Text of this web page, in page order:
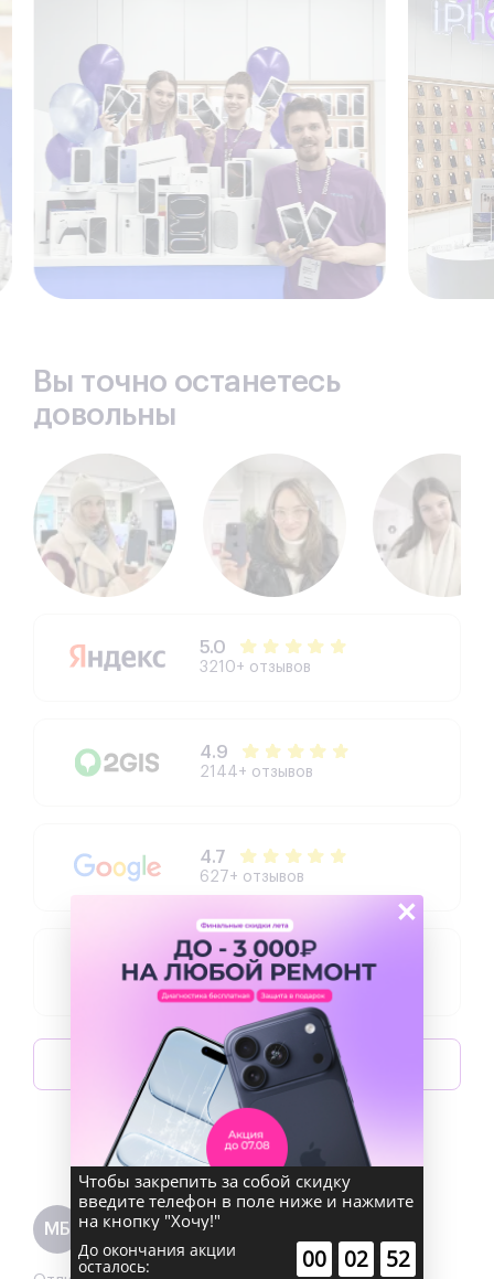
Вы точно останетесь
довольны
5.0
3210+ отзывов
4.9
2144+ отзывов
4.7
627+ отзывов
4.3
504+ отзывов
Оставить отзыв
Написать директору
МБ
Максим Богинич
на 2ГИС
×
Чтобы закрепить за собой скидку
введите телефон в поле ниже и нажмите
на кнопку "Хочу!"
До окончания акции
осталось: 00 02 52